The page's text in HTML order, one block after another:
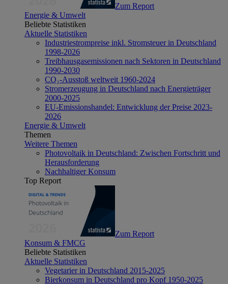
Zum Report
Energie & Umwelt
Beliebte Statistiken
Aktuelle Statistiken
Industriestrompreise inkl. Stromsteuer in Deutschland
1998-2026
Treibhausgasemissionen nach Sektoren in Deutschland
1990-2030
CO₂-Ausstoß weltweit 1960-2024
Stromerzeugung in Deutschland nach Energieträger
2000-2025
EU-Emissionshandel: Entwicklung der Preise 2023-
2026
Energie & Umwelt
Themen
Weitere Themen
Photovoltaik in Deutschland: Zwischen Fortschritt und
Herausforderung
Nachhaltiger Konsum
Top Report
Zum Report
Konsum & FMCG
Beliebte Statistiken
Aktuelle Statistiken
Vegetarier in Deutschland 2015-2025
Bierkonsum in Deutschland pro Kopf 1950-2025